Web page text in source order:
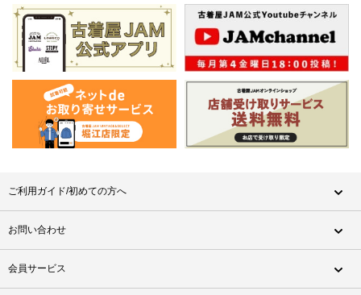
ご利用ガイド/初めての方へ
お問い合わせ
会員サービス